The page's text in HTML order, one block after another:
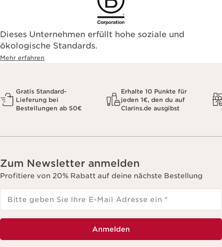
Dieses Unternehmen erfüllt hohe soziale und
ökologische Standards.
Mehr erfahren
Gratis Standard-
Lieferung bei
Bestellungen ab 50€
Erhalte 10 Punkte für
jeden 1€, den du auf
Clarins.de ausgibst
Zum Newsletter anmelden
Profitiere von 20% Rabatt auf deine nächste Bestellung
Bitte geben Sie Ihre E-Mail Adresse ein *
Anmelden